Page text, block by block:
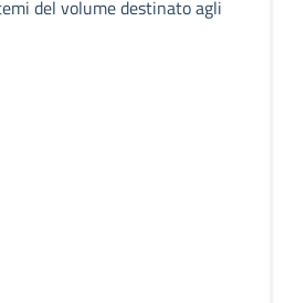
del volume destinato agli